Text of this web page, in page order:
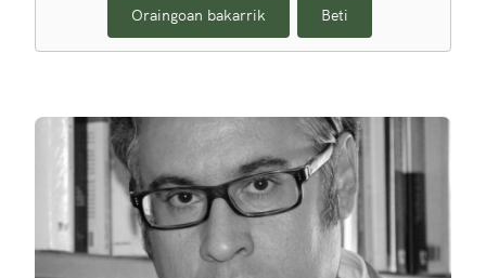
Oraingoan bakarrik Beti